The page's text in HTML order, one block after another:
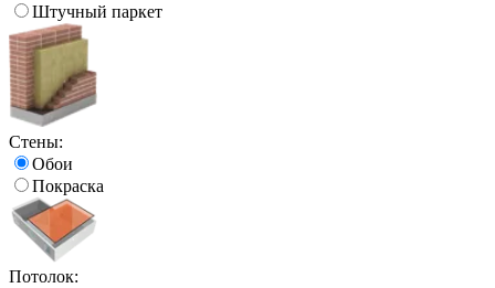
Штучный паркет
Стены:
Обои
Покраска
Потолок: